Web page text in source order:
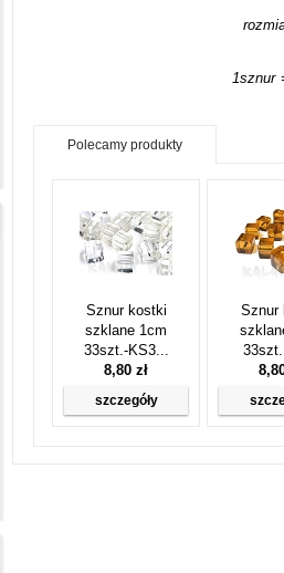
1sznur
Polecamy produkty
Sznur kostki
szklane 1cm
33szt.-KS3...
8,80 zł
szczegóły
Sznur